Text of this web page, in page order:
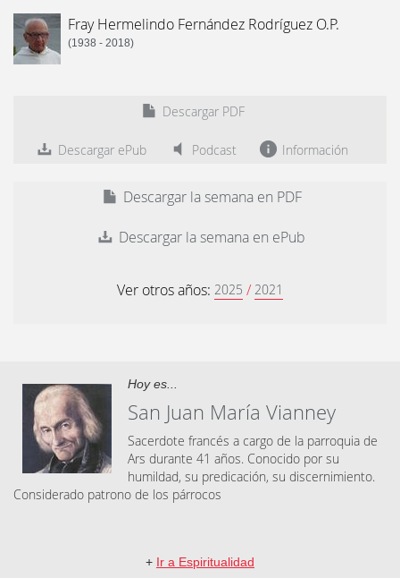
Fray Hermelindo Fernández Rodríguez O.P.
(1938 - 2018)
Descargar PDF
Descargar ePub Podcast Información
Descargar la semana en PDF
Descargar la semana en ePub
Ver otros años: 2025 / 2021
Hoy es...
San Juan María Vianney
Sacerdote francés a cargo de la parroquia de
Ars durante 41 años. Conocido por su
humildad, su predicación, su discernimiento.
Considerado patrono de los párrocos
+ Ir a Espiritualidad